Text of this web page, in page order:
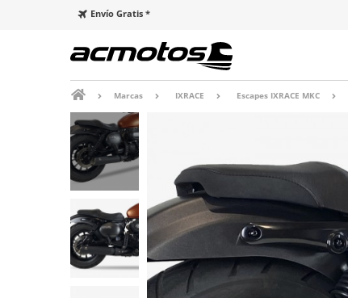
Envío Gratis *
Marcas IXRACE Escapes IXRACE MKC